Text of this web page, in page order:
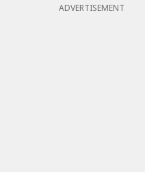
ADVERTISEMENT